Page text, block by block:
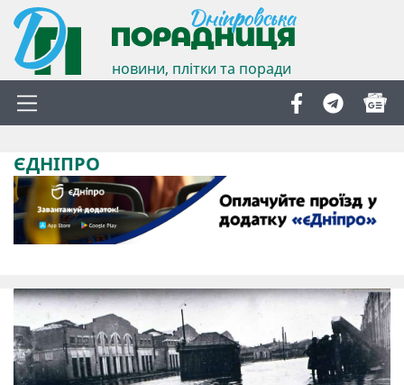
новини, плітки та поради
ЄДНІПРО